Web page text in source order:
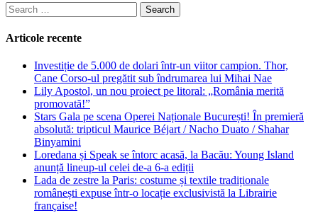
Search
for:
Articole recente
Investiție de 5.000 de dolari într-un viitor campion. Thor,
Cane Corso-ul pregătit sub îndrumarea lui Mihai Nae
Lily Apostol, un nou proiect pe litoral: „România merită
promovată!”
Stars Gala pe scena Operei Naționale București! În premieră
absolută: tripticul Maurice Béjart / Nacho Duato / Shahar
Binyamini
Loredana și Speak se întorc acasă, la Bacău: Young Island
anunță lineup-ul celei de-a 6-a ediții
Lada de zestre la Paris: costume și textile tradiționale
românești expuse într-o locație exclusivistă la Librairie
française!